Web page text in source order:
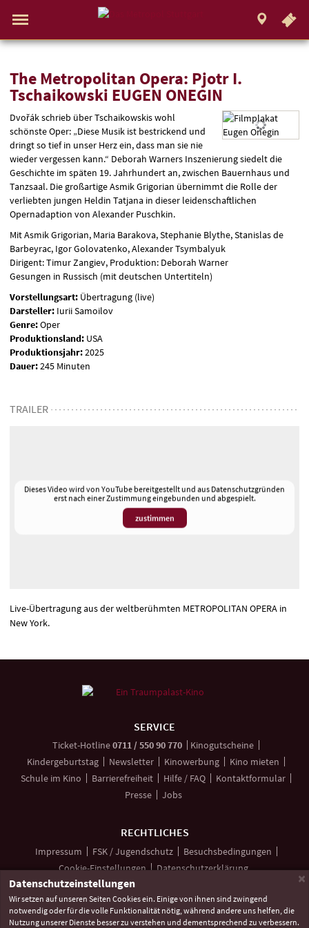
Springe
zum
,zum
.Navigation
Service
umschalten
Gehe
zur
Standortauswahl
Aktueller
Standort:
Weitere
Hinweis
The
Metropolitan
Opera:
Pjotr
I.
Tschaikowski
EUGEN
ONEGIN
The Metropolitan Opera: Pjotr I.
Tschaikowski EUGEN ONEGIN
Dvořák schrieb über Tschaikowskis wohl
schönste Oper: „Diese Musik ist bestrickend und
dringt so tief in unser Herz ein, dass man sie nie
wieder vergessen kann.“ Deborah Warners Inszenierung siedelt die
Geschichte im späten 19. Jahrhundert an, zwischen Bauernhaus und
Tanzsaal. Die großartige Asmik Grigorian übernimmt die Rolle der
verliebten jungen Heldin Tatjana in dieser leidenschaftlichen
Opernadaption von Alexander Puschkin.
Mit Asmik Grigorian, Maria Barakova, Stephanie Blythe, Stanislas de
Barbeyrac, Igor Golovatenko, Alexander Tsymbalyuk
Dirigent: Timur Zangiev, Produktion: Deborah Warner
Gesungen in Russisch (mit deutschen Untertiteln)
Vorstellungsart: Übertragung (live)
Darsteller: Iurii Samoilov
Genre:Oper
Produktionsland: USA
Produktionsjahr:2025
Dauer:245 Minuten
TRAILER
Dieses Video wird von YouTube bereitgestellt und aus Datenschutzgründen
erst nach einer Zustimmung eingebunden und abgespielt.
zustimmen
Live-Übertragung aus der weltberühmten METROPOLITAN OPERA in
New York.
Navigationsmöglichkeiten
SERVICE
Ticket-Hotline0711 / 550 90 770anrufen
Kinogutscheine
Kindergeburtstag
Newsletter Kinowerbung
Kino mieten
Schule im Kino
Barrierefreiheit Hilfe / FAQ
Kontaktformular
Presse
Jobs
RECHTLICHES
Impressum FSK / Jugendschutz
Besuchsbedingungen
Cookie-Einstellungen
Datenschutzerklärung
Social UnsereUnsereUnser
×
Datenschutzeinstellungen
Wir setzen auf unseren Seiten Cookies ein. Einige von ihnen sind zwingend
notwendig oder für die volle Funktionalität nötig, während andere uns helfen, die
Nutzung unserer Dienste besser zu verstehen und dementsprechend zu verbessern.